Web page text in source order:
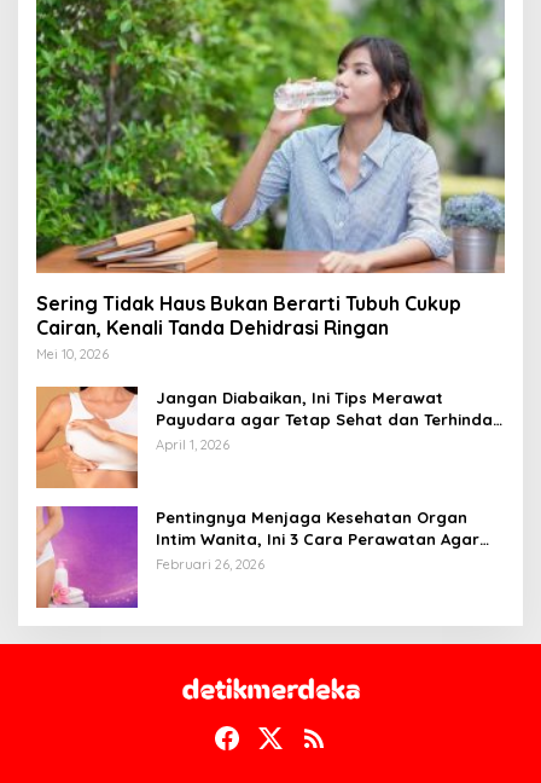
Sering Tidak Haus Bukan Berarti Tubuh Cukup
Cairan, Kenali Tanda Dehidrasi Ringan
Mei 10, 2026
Jangan Diabaikan, Ini Tips Merawat
Payudara agar Tetap Sehat dan Terhindar
dari Risiko Penyakit
April 1, 2026
Pentingnya Menjaga Kesehatan Organ
Intim Wanita, Ini 3 Cara Perawatan Agar
Tetap Bersih
Februari 26, 2026